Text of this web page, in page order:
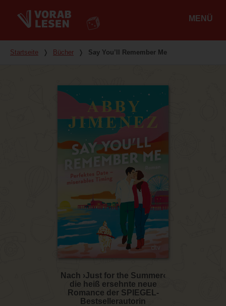
MENÜ
Du bist hier
Startseite ❭ Bücher ❭ Say You’ll Remember Me
Nach ›Just for the Summer‹
die heiß ersehnte neue
Romance der SPIEGEL-
Bestsellerautorin